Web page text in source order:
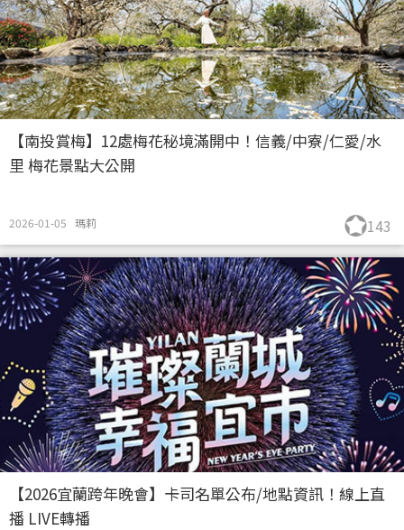
【南投賞梅】12處梅花秘境滿開中！信義/中寮/仁愛/水
里 梅花景點大公開
2026-01-05 瑪莉 143
【2026宜蘭跨年晚會】卡司名單公布/地點資訊！線上直
播 LIVE轉播